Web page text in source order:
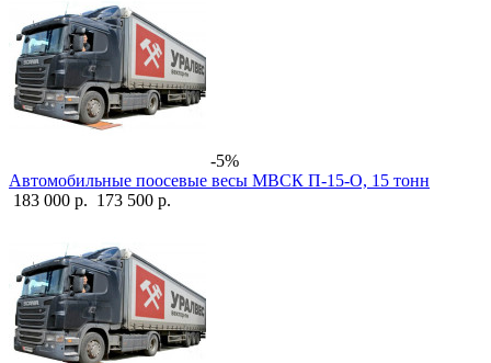
-5%
Автомобильные поосевые весы МВСК П-15-О, 15 тонн
183 000 р. 173 500 р.